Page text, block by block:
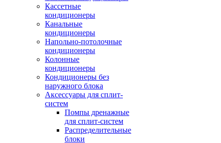
Кассетные
кондиционеры
Канальные
кондиционеры
Напольно-потолочные
кондиционеры
Колонные
кондиционеры
Кондиционеры без
наружного блока
Аксессуары для сплит-
систем
Помпы дренажные
для сплит-систем
Распределительные
блоки